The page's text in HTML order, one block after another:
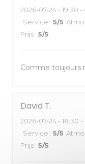
2026-07-24 - 19:30 -
Service : 5/5
Prijs : 5/5
Comme toujours
David T
2026-07-24 - 18:30
Service : 5/5
Prijs : 5/5